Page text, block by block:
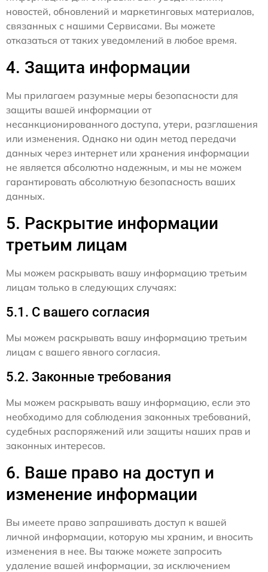
новостей, обновлений и маркетинговых материалов,
связанных с нашими Сервисами. Вы можете
отказаться от таких уведомлений в любое время.
4. Защита информации
Мы прилагаем разумные меры безопасности для
защиты вашей информации от
несанкционированного доступа, утери, разглашения
или изменения. Однако ни один метод передачи
данных через интернет или хранения информации
не является абсолютно надежным, и мы не можем
гарантировать абсолютную безопасность ваших
данных.
5. Раскрытие информации
третьим лицам
Мы можем раскрывать вашу информацию третьим
лицам только в следующих случаях:
5.1. С вашего согласия
Мы можем раскрывать вашу информацию третьим
лицам с вашего явного согласия.
5.2. Законные требования
Мы можем раскрывать вашу информацию, если это
необходимо для соблюдения законных требований,
судебных распоряжений или защиты наших прав и
законных интересов.
6. Ваше право на доступ и
изменение информации
Вы имеете право запрашивать доступ к вашей
личной информации, которую мы храним, и вносить
изменения в нее. Вы также можете запросить
удаление вашей информации, за исключением